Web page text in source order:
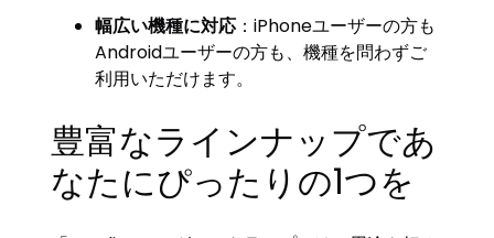
幅広い機種に対応 ：iPhoneユーザーの方も
Androidユーザーの方も、機種を問わずご
利用いただけます。
豊富なラインナップであ
なたにぴったりの1つを